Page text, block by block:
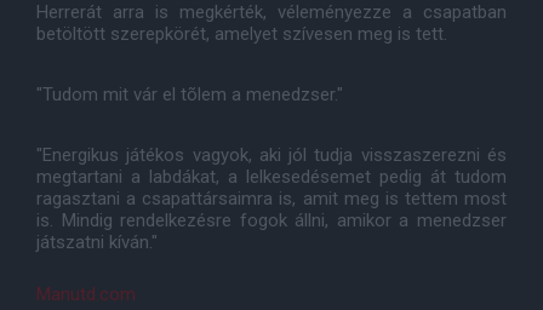
Herrerát arra is megkérték, véleményezze a csapatban
betöltött szerepkörét, amelyet szívesen meg is tett.
"Tudom mit vár el tõlem a menedzser."
"Energikus játékos vagyok, aki jól tudja visszaszerezni és
megtartani a labdákat, a lelkesedésemet pedig át tudom
ragasztani a csapattársaimra is, amit meg is tettem most
is. Mindig rendelkezésre fogok állni, amikor a menedzser
játszatni kíván."
Manutd.com